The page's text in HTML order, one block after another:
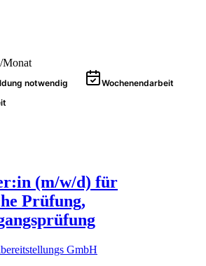
Monat
notwendig
Wochenendarbeit
(m/w/d) für
Prüfung,
GmbH